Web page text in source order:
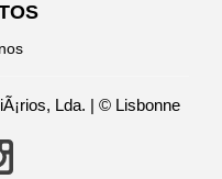
Lda. | © Lisbonne